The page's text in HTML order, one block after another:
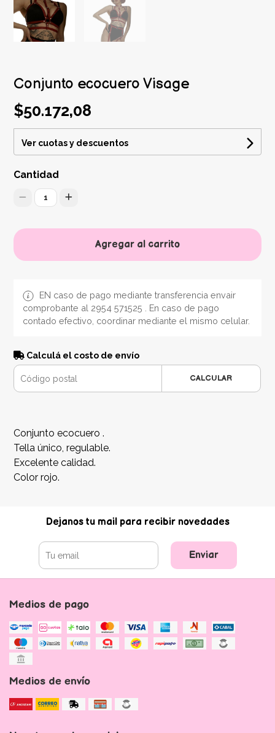
Conjunto ecocuero Visage
$50.172,08
Ver cuotas y descuentos
Cantidad
1
Agregar al carrito
EN caso de pago mediante transferencia envair
comprobante al 2954 571525 . En caso de pago
contado efectivo, coordinar mediante el mismo celular.
Calculá el costo de envío
CALCULAR
Conjunto ecocuero .
Tella único, regulable.
Excelente calidad.
Color rojo.
Dejanos tu mail para recibir novedades
Enviar
Medios de pago
Medios de envío